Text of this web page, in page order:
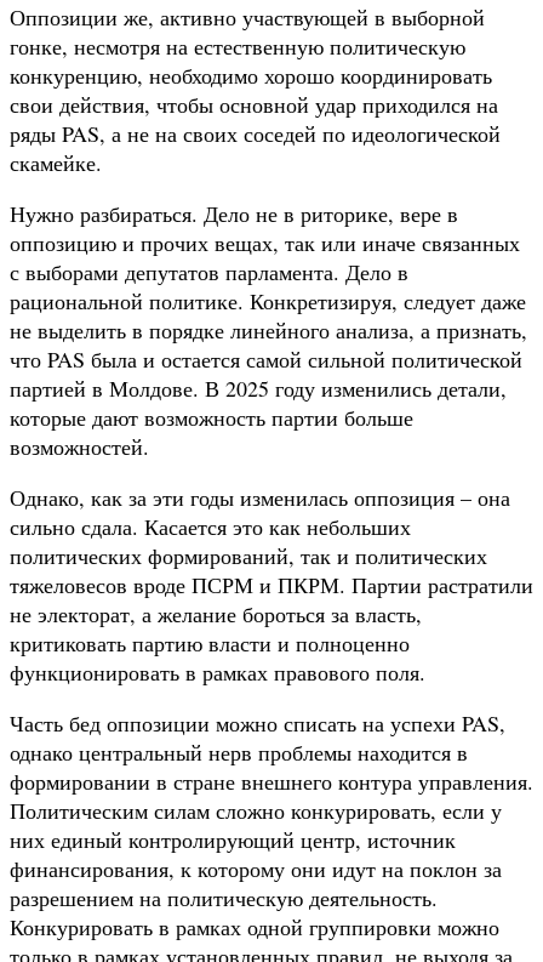
Оппозиции же, активно участвующей в выборной
гонке, несмотря на естественную политическую
конкуренцию, необходимо хорошо координировать
свои действия, чтобы основной удар приходился на
ряды PAS, а не на своих соседей по идеологической
скамейке.
Нужно разбираться. Дело не в риторике, вере в
оппозицию и прочих вещах, так или иначе связанных
с выборами депутатов парламента. Дело в
рациональной политике. Конкретизируя, следует даже
не выделить в порядке линейного анализа, а признать,
что PAS была и остается самой сильной политической
партией в Молдове. В 2025 году изменились детали,
которые дают возможность партии больше
возможностей.
Однако, как за эти годы изменилась оппозиция – она
сильно сдала. Касается это как небольших
политических формирований, так и политических
тяжеловесов вроде ПСРМ и ПКРМ. Партии растратили
не электорат, а желание бороться за власть,
критиковать партию власти и полноценно
функционировать в рамках правового поля.
Часть бед оппозиции можно списать на успехи PAS,
однако центральный нерв проблемы находится в
формировании в стране внешнего контура управления.
Политическим силам сложно конкурировать, если у
них единый контролирующий центр, источник
финансирования, к которому они идут на поклон за
разрешением на политическую деятельность.
Конкурировать в рамках одной группировки можно
только в рамках установленных правил, не выходя за